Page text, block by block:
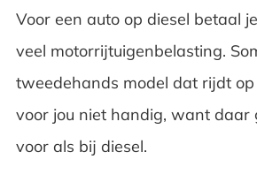
Voor een auto op diesel betaal
veel motorrijtuigenbelasting.
tweedehands model dat rijdt op
voor jou niet handig, want daar
voor als bij diesel.